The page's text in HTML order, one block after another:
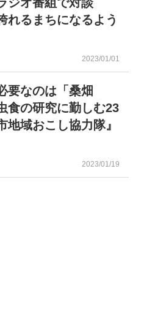
れるまちになるよう
2023/01/01
要なのは「桑畑
の研究に勤しむ23
域おこし協力隊』
2023/01/19